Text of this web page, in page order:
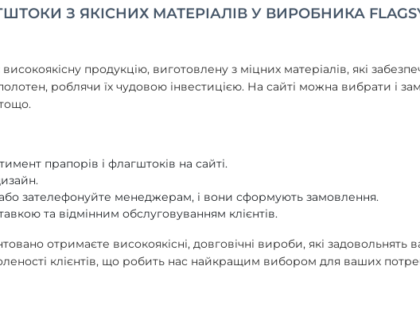
З ЯКІСНИХ МАТЕРІАЛІВ У ВИРОБНИКА
продукцію, виготовлену з міцних матеріалів, які
роблячи їх чудовою інвестицією. На сайті можна вибрати і
прапорів і флагштоків на сайті.
зателефонуйте менеджерам, і вони сформують замовлення.
та відмінним обслуговуванням клієнтів.
отримаєте високоякісні, довговічні вироби, які
клієнтів, що робить нас найкращим вибором для ваших